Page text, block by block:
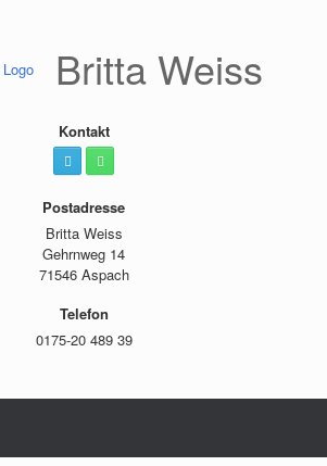
Britta Weiss
Kontakt
Postadresse
Britta Weiss
Gehrnweg 14
71546 Aspach
Telefon
0175-20 489 39